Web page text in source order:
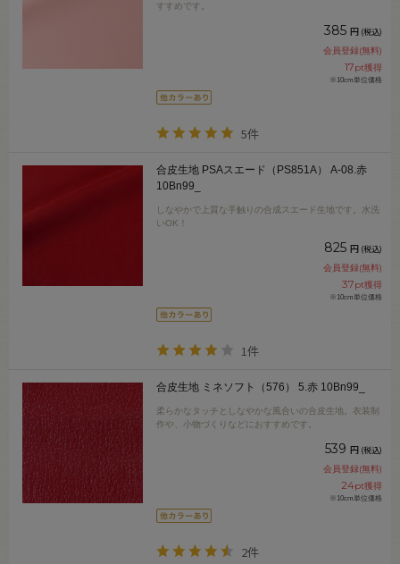
すすめです。
385 円 (税込)
会員登録(無料)
17pt獲得
※10cm単位価格
5件
合皮生地 PSAスエード（PS851A） A-08.赤
10Bn99_
しなやかで上質な手触りの合成スエード生地です。水洗
いOK！
825 円 (税込)
会員登録(無料)
37pt獲得
※10cm単位価格
1件
合皮生地 ミネソフト（576） 5.赤 10Bn99_
柔らかなタッチとしなやかな風合いの合皮生地。衣装制
作や、小物づくりなどにおすすめです。
539 円 (税込)
会員登録(無料)
24pt獲得
※10cm単位価格
2件